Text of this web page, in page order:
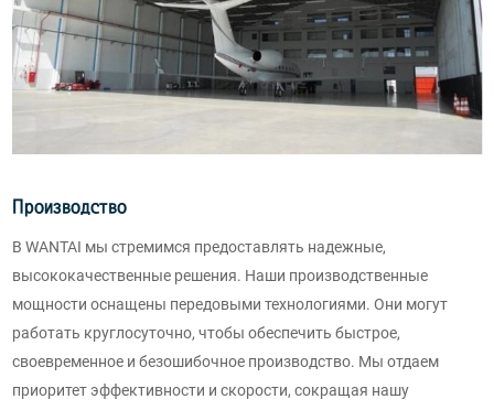
Производство
В WANTAI мы стремимся предоставлять надежные,
высококачественные решения. Наши производственные
мощности оснащены передовыми технологиями. Они могут
работать круглосуточно, чтобы обеспечить быстрое,
своевременное и безошибочное производство. Мы отдаем
приоритет эффективности и скорости, сокращая нашу